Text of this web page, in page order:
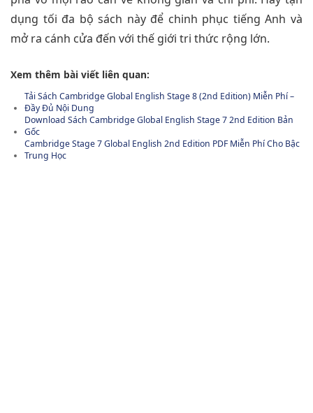
dụng tối đa bộ sách này để chinh phục tiếng Anh và
mở ra cánh cửa đến với thế giới tri thức rộng lớn.
Xem thêm bài viết liên quan:
Tải Sách Cambridge Global English Stage 8 (2nd Edition) Miễn Phí –
Đầy Đủ Nội Dung
Download Sách Cambridge Global English Stage 7 2nd Edition Bản
Gốc
Cambridge Stage 7 Global English 2nd Edition PDF Miễn Phí Cho Bậc
Trung Học